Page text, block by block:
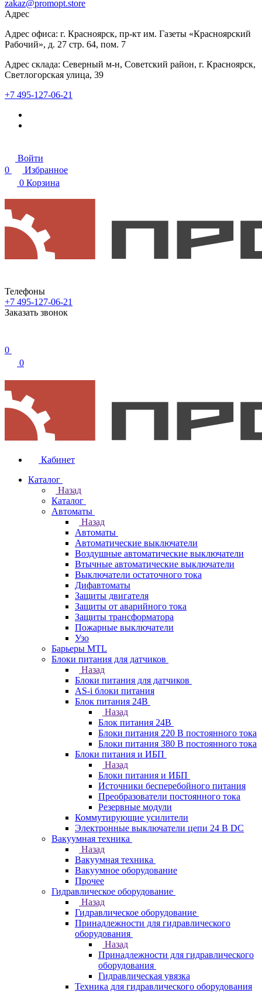
zakaz@promopt.store
Адрес
Адрес офиса: г. Красноярск, пр-кт им. Газеты «Красноярский
Рабочий», д. 27 стр. 64, пом. 7
Адрес склада: Северный м-н, Советский район, г. Красноярск,
Светлогорская улица, 39
+7 495-127-06-21
Войти
0
Избранное
0 Корзина
Телефоны
+7 495-127-06-21
Заказать звонок
0
0
Кабинет
Каталог
Назад
Каталог
Автоматы
Назад
Автоматы
Автоматические выключатели
Воздушные автоматические выключатели
Втычные автоматические выключатели
Выключатели остаточного тока
Дифавтоматы
Защиты двигателя
Защиты от аварийного тока
Защиты трансформатора
Пожарные выключатели
Узо
Барьеры MTL
Блоки питания для датчиков
Назад
Блоки питания для датчиков
AS-i блоки питания
Блок питания 24В
Назад
Блок питания 24В
Блоки питания 220 В постоянного тока
Блоки питания 380 В постоянного тока
Блоки питания и ИБП
Назад
Блоки питания и ИБП
Источники бесперебойного питания
Преобразователи постоянного тока
Резервные модули
Коммутирующие усилители
Электронные выключатели цепи 24 В DC
Вакуумная техника
Назад
Вакуумная техника
Вакуумное оборудование
Прочее
Гидравлическое оборудование
Назад
Гидравлическое оборудование
Принадлежности для гидравлического
оборудования
Назад
Принадлежности для гидравлического
оборудования
Гидравлическая увязка
Техника для гидравлического оборудования